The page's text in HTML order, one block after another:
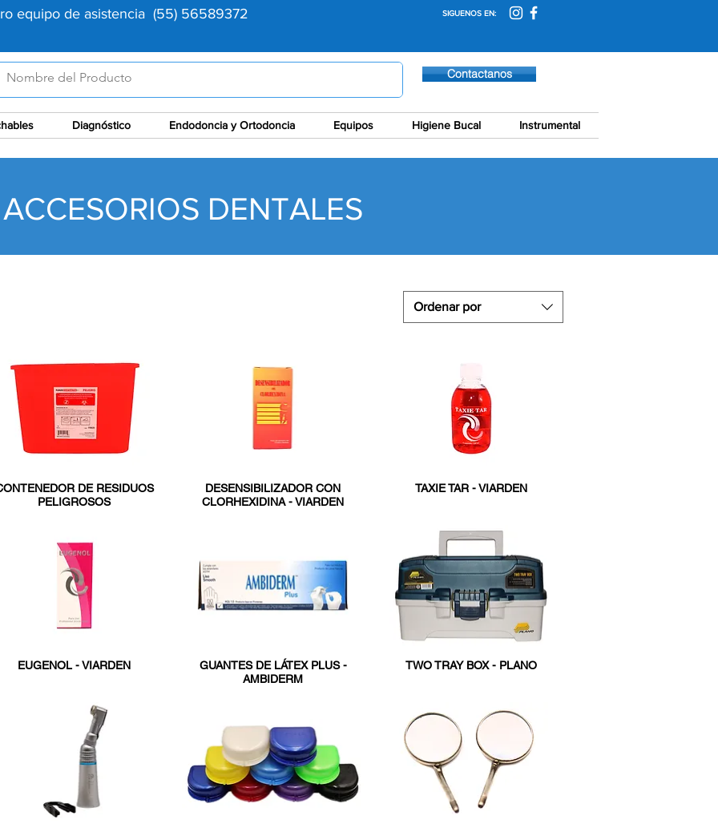
equipo de asistencia (55) 56589372 SIGUENOS EN:
Contactanos
Diagnóstico Endodoncia y Ortodoncia Equipos Higiene Bucal Instrumental
ACCESORIOS DENTALES
Ordenar por
DE RESIDUOS
PELIGROSOS
DESENSIBILIZADOR CON
CLORHEXIDINA - VIARDEN
TAXIE TAR - VIARDEN
EUGENOL - VIARDEN
GUANTES DE LÁTEX PLUS -
AMBIDERM
TWO TRAY BOX - PLANO